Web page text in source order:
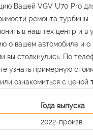
Вашей VGV U70 Pro
ремонта турбины.
в наш тех центр и в
о вашем автомобиле и о
вы столкнулись. По
узнать примерную
ознакомиться с ценой
Года выпуска
2022-произв.